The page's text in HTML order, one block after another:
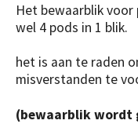
Het bewaarblik
wel 4 pods in 1 blik.
het is aan te raden
misverstanden te
(bewaarblik wordt